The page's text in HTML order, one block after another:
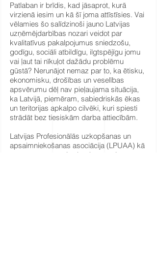
Patlaban ir brīdis, kad jāsaprot, kurā
virzienā iesim un kā šī joma attīstīsies. Vai
vēlamies šo salīdzinoši jauno Latvijas
uzņēmējdarbības nozari veidot par
kvalitatīvus pakalpojumus sniedzošu,
godīgu, sociāli atbildīgu, ilgtspējīgu jomu
vai ļaut tai nīkuļot dažādu problēmu
gūstā? Nerunājot nemaz par to, ka ētisku,
ekonomisku, drošības un veselības
apsvērumu dēļ nav pieļaujama situācija,
ka Latvijā, piemēram, sabiedriskās ēkas
un teritorijas apkalpo cilvēki, kuri spiesti
strādāt bez tiesiskām darba attiecībām.
Latvijas Profesionālās uzkopšanas un
apsaimniekošanas asociācija (LPUAA) kā
nozares pārstāvniecība, kas apvieno